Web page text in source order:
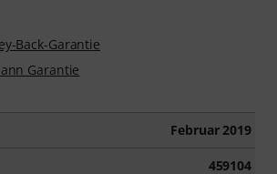
Back-Garantie
Garantie
Februar 2019
459104